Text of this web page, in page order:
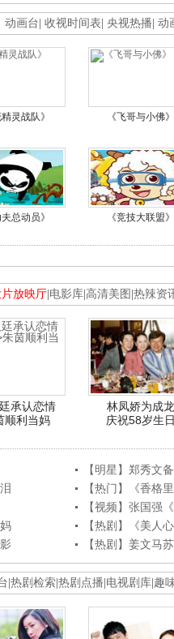
动画台 收视时间表 央视热播 动
精灵战队》 《飞哥与小佛》
夫总动员》 《竞技大联盟》
片放映厅 电影库 高清美图 热辣资
承认恋情
顺利当妈
林凤娇为成龙
庆祝58岁生
【明星】郑秀文
【热门】《香格
【视频】张国强
【热剧】《美人
【热剧】姜文马
热剧检索 热剧点播 电视剧库 趣